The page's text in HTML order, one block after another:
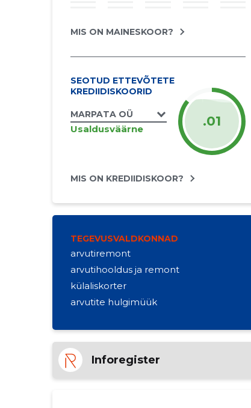
MIS ON MAINESKOOR?
SEOTUD ETTEVÕTETE
KREDIIDISKOORID
MARPATA OÜ
Usaldusväärne .01
MIS ON KREDIIDISKOOR?
TEGEVUSVALDKONNAD
arvutiremont
arvutihooldus ja remont
külaliskorter
arvutite hulgimüük
Inforegister